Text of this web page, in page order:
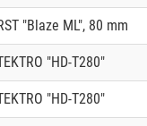
"Blaze ML", 80 mm
"HD-T280"
"HD-T280"